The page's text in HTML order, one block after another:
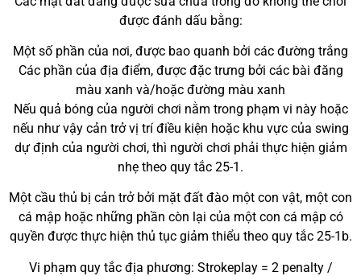
được đánh dấu bằng:
Một số phần của nơi, được bao quanh bởi các đường trắng
Các phần của địa điểm, được đặc trưng bởi các bài đăng
màu xanh và/hoặc đường màu xanh
Nếu quả bóng của người chơi nằm trong phạm vi này hoặc
nếu như vậy cản trở vị trí điều kiện hoặc khu vực của swing
dự định của người chơi, thì người chơi phải thực hiện giảm
nhẹ theo quy tắc 25-1.
Một cầu thủ bị cản trở bởi mặt đất đào một con vật, một con
cá mập hoặc những phần còn lại của một con cá mập có
quyền được thực hiện thủ tục giảm thiểu theo quy tắc 25-1b.
Vi phạm quy tắc địa phương: Strokeplay = 2 penalty /